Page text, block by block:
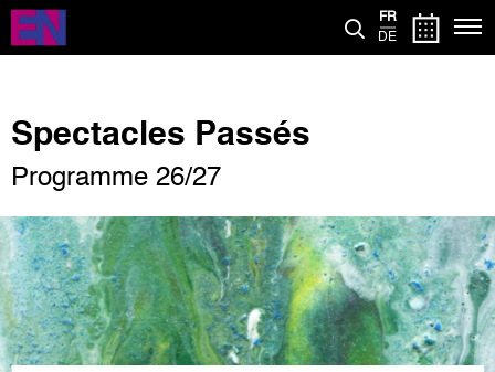
Aller
contenu
FR
DE
Spectacles Passés
Programme 26/27